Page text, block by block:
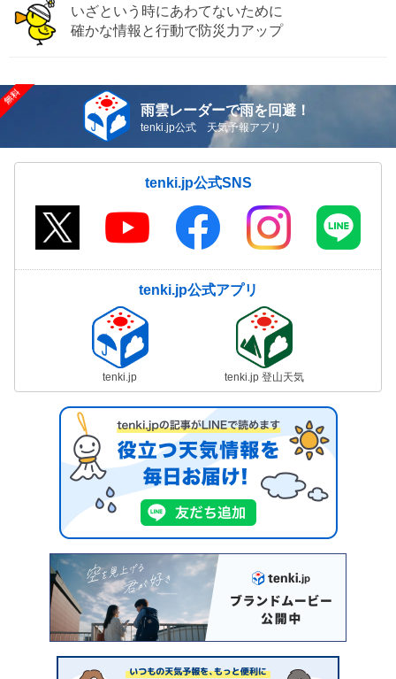
いざという時にあわてないために
確かな情報と行動で防災力アップ
雨雲レーダーで雨を回避！
tenki.jp公式 天気予報アプリ
tenki.jp公式SNS
tenki.jp公式アプリ
tenki.jp tenki.jp 登山天気